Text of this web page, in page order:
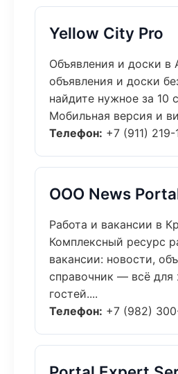
Yellow City Pro
Объявления и доски в
объявления и доски
найдите нужное за 10
Мобильная версия и
Телефон: +7 (911)
ООО News
Работа и вакансии в
Комплексный ресурс
вакансии: новости,
справочник — всё для
гостей....
Телефон: +7 (982)